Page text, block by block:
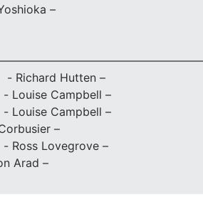
–
- Richard Hutten –
Louise Campbell –
Louise Campbell –
–
Ross Lovegrove –
Arad –